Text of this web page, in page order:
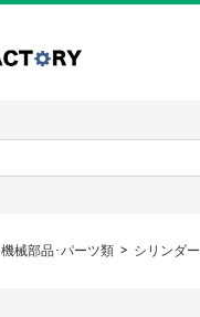
機械部品･パーツ類 シリンダー